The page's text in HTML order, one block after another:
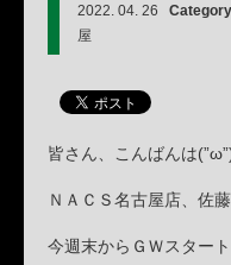
2022. 04. 26 Category
屋
皆さん、こんばんは
ＮＡＣＳ名古屋店、佐藤
今週末からＧＷスタート